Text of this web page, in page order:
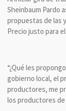
Sheinbaum Pardo
propuestas de las
Precio justo para
“¿Qué les
gobierno local, el
productores, me
los productores de